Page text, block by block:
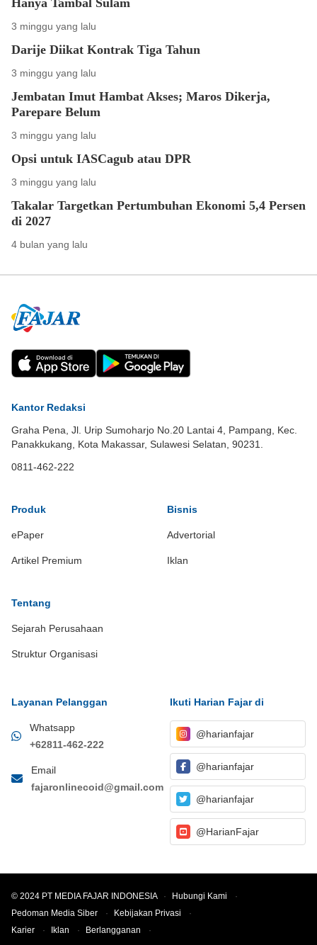
Hanya Tambal Sulam
3 minggu yang lalu
Darije Diikat Kontrak Tiga Tahun
3 minggu yang lalu
Jembatan Imut Hambat Akses; Maros Dikerja,
Parepare Belum
3 minggu yang lalu
Opsi untuk IASCagub atau DPR
3 minggu yang lalu
Takalar Targetkan Pertumbuhan Ekonomi 5,4 Persen
di 2027
4 bulan yang lalu
Kantor Redaksi
Graha Pena, Jl. Urip Sumoharjo No.20 Lantai 4, Pampang, Kec.
Panakkukang, Kota Makassar, Sulawesi Selatan, 90231.
0811-462-222
Produk
ePaper
Artikel Premium
Bisnis
Advertorial
Iklan
Tentang
Sejarah Perusahaan
Struktur Organisasi
Layanan Pelanggan
Whatsapp
+62811-462-222
Email
fajaronlinecoid@gmail.com
Ikuti Harian Fajar di
@harianfajar
@harianfajar
@harianfajar
@HarianFajar
© 2024 PT MEDIA FAJAR INDONESIA · Hubungi Kami
·
Pedoman Media Siber
· Kebijakan Privasi
·
Karier
· Iklan · Berlangganan ·